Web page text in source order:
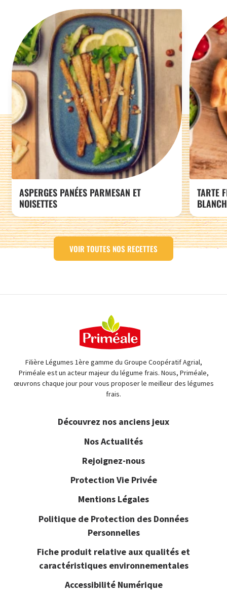
ASPERGES PANÉES PARMESAN ET
NOISETTES
TARTE
VOIR TOUTES NOS RECETTES
Filière Légumes 1ère gamme du Groupe Coopératif Agrial,
Priméale est un acteur majeur du légume frais. Nous, Priméale,
œuvrons chaque jour pour vous proposer le meilleur des légumes
frais.
Découvrez nos anciens jeux
Nos Actualités
Rejoignez-nous
Protection Vie Privée
Mentions Légales
Politique de Protection des Données
Personnelles
Fiche produit relative aux qualités et
caractéristiques environnementales
Accessibilité Numérique